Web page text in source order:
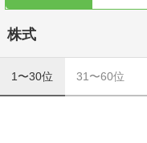
株式
1〜30位 31〜60位